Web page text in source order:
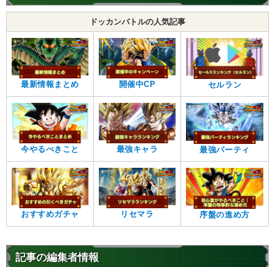
ドッカンバトルの人気記事
最新情報まとめ 開催中CP セルラン
今やるべきこと 最強キャラ 最強パーティ
おすすめガチャ リセマラ 序盤の進め方
記事の編集者情報